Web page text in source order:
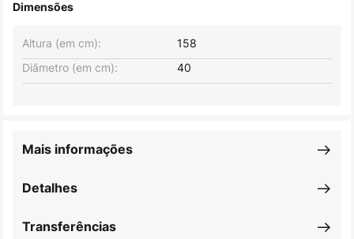
Dimensões
Altura (em cm):
158
Diâmetro (em cm):
40
Detalhes
Mais informações
Transferências